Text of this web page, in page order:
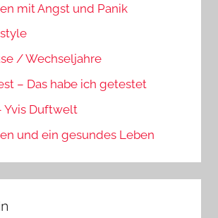
mit Angst und Panik
/ Wechseljahre
– Das habe ich getestet
Yvis Duftwelt
und ein gesundes Leben